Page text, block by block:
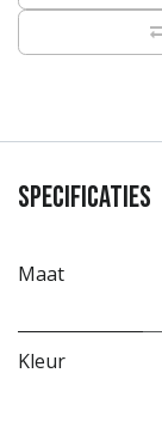
Specificaties
Maat
Kleur